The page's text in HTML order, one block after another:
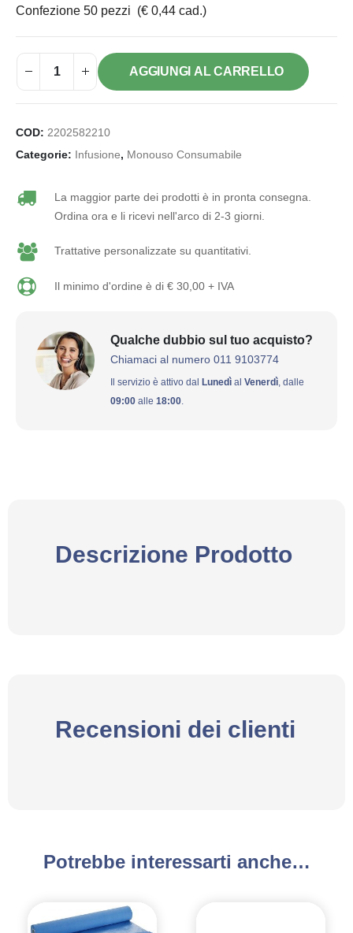
Confezione 50 pezzi (€ 0,44 cad.)
AGGIUNGI AL CARRELLO
COD: 2202582210
Categorie:
Infusione, Monouso Consumabile
La maggior parte dei prodotti è in pronta consegna.
Ordina ora e li ricevi nell'arco di 2-3 giorni.
Trattative personalizzate su quantitativi.
Il minimo d'ordine è di € 30,00 + IVA
Qualche dubbio sul tuo acquisto?
Chiamaci al numero 011 9103774
Il servizio è attivo dal Lunedì al Venerdì, dalle
09:00 alle 18:00.
Descrizione Prodotto
Recensioni dei clienti
Potrebbe interessarti anche…